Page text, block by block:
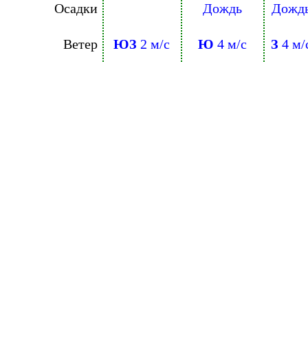
Осадки Дождь
Ветер ЮЗ 2 м/с Ю 4 м/с З 4 м/